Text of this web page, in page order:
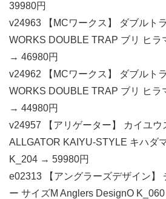
39980円
v24963 【MCワークス】 ダブルト
WORKS DOUBLE TRAP ブリ ヒラ
→ 46980円
v24962 【MCワークス】 ダブルト
WORKS DOUBLE TRAP ブリ ヒラ
→ 44980円
v24957 【アリゲーター】 カイユウ
ALLGATOR KAIYU-STYLE キハダ
K_204 → 59980円
e02313 【アングラーズデザイン】
ー サイズM Anglers DesignO